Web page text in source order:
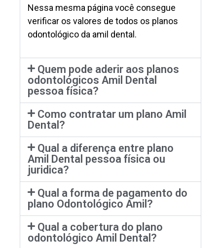
Nessa mesma página você consegue
verificar os valores de todos os planos
odontológico da amil dental.
Quem pode aderir aos planos
odontológicos Amil Dental
pessoa física?
Como contratar um plano Amil
Dental?
Qual a diferença entre plano
Amil Dental pessoa física ou
juridica?
Qual a forma de pagamento do
plano Odontológico Amil?
Qual a cobertura do plano
odontológico Amil Dental?